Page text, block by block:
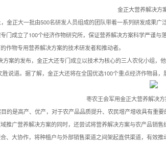
金正大营养解决方
金正大一批由500名研发人员组成的团队带着一系列研发成果
门成立了100个经济作物研究所，保证营养解决方案科学严谨
作物专用营养解决方案的技术研发者和推动者。
方案的发布，金正大还专门成立以技术为核心的三人农化小组
胜说道。据了解，金正大还将在全国优选100个重点经济作物县
枣农王会军用金正大营养解决
的是高产、优产，对于农产品品质提升、农民增产增收具有重
推广营养解决方案的同时，还尝试将营养解决方案与农产品销
、大协作，将种植户与外部销售渠道之间架起直供渠道，有效推